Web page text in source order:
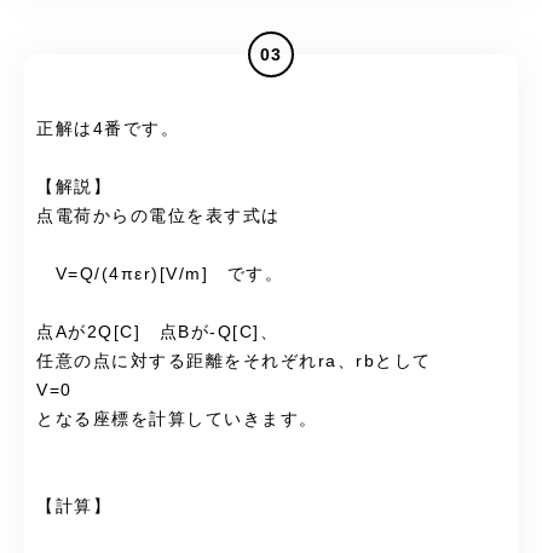
03
正解は4番です。
【解説】
点電荷からの電位を表す式は
V=Q/(4πεr)[V/m] です。
点Aが2Q[C] 点Bが-Q[C]、
任意の点に対する距離をそれぞれra、rbとして
V=0
となる座標を計算していきます。
【計算】